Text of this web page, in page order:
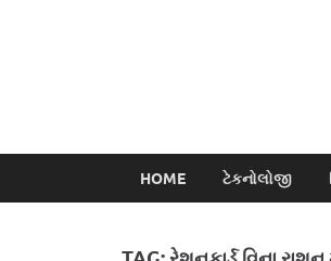
HOME ટેકનોલોજી